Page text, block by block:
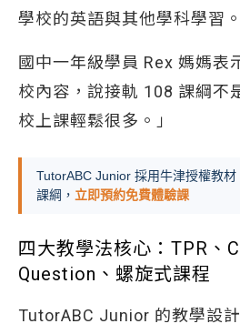
學校的英語與其他學科學習。
國中一年級學員 Rex 媽媽表
校內容，說接軌 108 課綱不
校上課輕鬆很多。」
TutorABC Junior 採用牛津授權教
課綱， 立即預約免費體驗課
四大教學法核心：TPR、
Question、螺旋式課程
TutorABC Junior 的教學設